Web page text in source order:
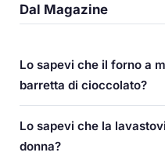
Dal Magazine
Lo sapevi che il forno a
barretta di cioccolato?
Lo sapevi che la
donna?